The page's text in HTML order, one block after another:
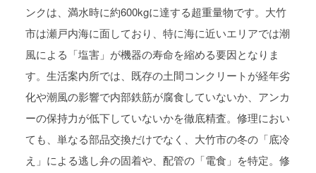
ンクは、満水時に約600kgに達する超重量物です。大竹
市は瀬戸内海に面しており、特に海に近いエリアでは潮
風による「塩害」が機器の寿命を縮める要因となりま
す。生活案内所では、既存の土間コンクリートが経年劣
化や潮風の影響で内部鉄筋が腐食していないか、アンカ
ーの保持力が低下していないかを徹底精査。修理におい
ても、単なる部品交換だけでなく、大竹市の冬の「底冷
え」による逃し弁の固着や、配管の「電食」を特定。修